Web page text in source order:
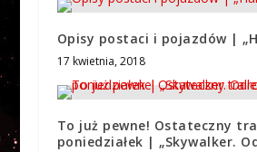
Opisy postaci i pojazdów |
17 kwietnia, 2018
To już pewne! Ostateczny
poniedziałek | „Skywalker.